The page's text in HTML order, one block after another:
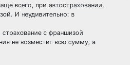
всего, при автостраховании.
И неудивительно: в
с франшизой
не возместит всю сумму, а